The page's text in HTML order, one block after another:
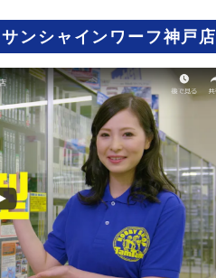
シャインワーフ神戸店